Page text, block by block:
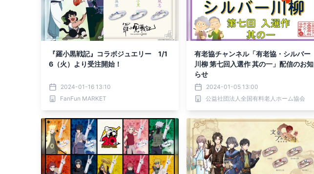
『羅小黒戦記』コラボジュエリー 1/1
6（火）より受注開始！
2024-01-16 13:10
FanFun MARKET
有老協チャンネル「有老協・シルバー
川柳 第七回入選作 其の一」配信のお知
らせ
2024-01-05 13:00
公益社団法人全国有料老人ホーム協会